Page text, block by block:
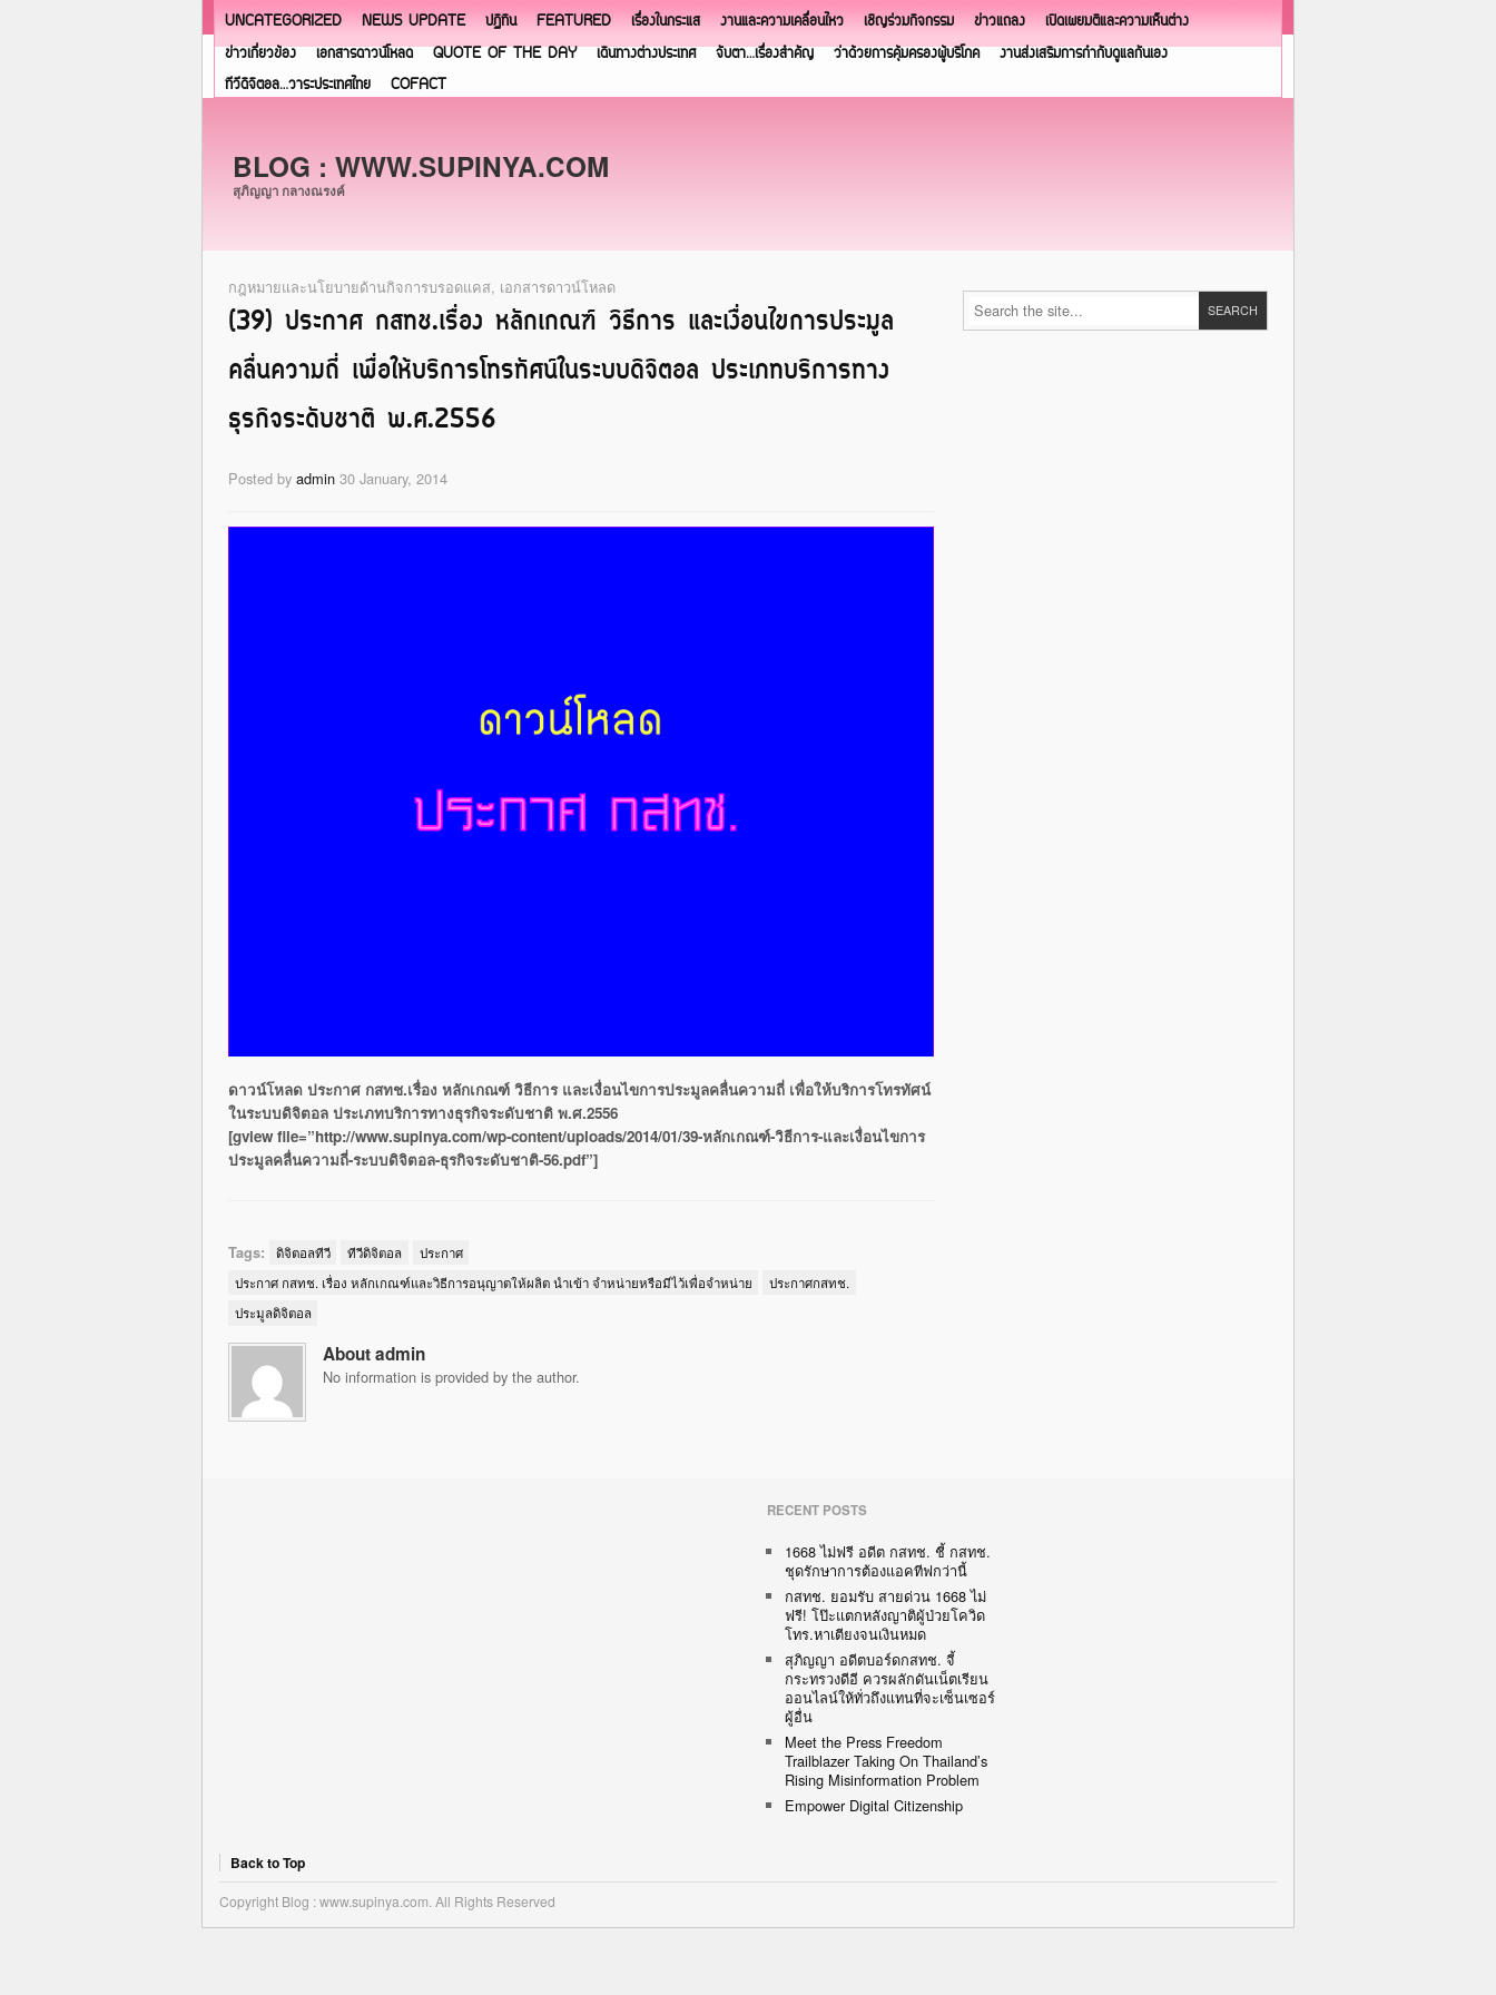
UNCATEGORIZED NEWS UPDATE ปฏิทิน FEATURED เรื่องในกระแส งานและความเคลื่อนไหว เชิญร่วมกิจกรรม ข่าวแถลง
เปิดเผยมติและความเห็นต่าง
ข่าวเกี่ยวข้อง
เอกสารดาวน์โหลด QUOTE OF THE DAY เดินทางต่างประเทศ จับตา…เรื่องสำคัญ ว่าด้วยการคุ้มครองผู้บริโภค
งานส่งเสริมการกำกับดูแลกันเอง
ทีวีดิจิตอล…วาระประเทศไทย
COFACT
BLOG : WWW.SUPINYA.COM
สุภิญญา กลางณรงค์
กฎหมายและนโยบายด้านกิจการบรอดแคส, เอกสารดาวน์โหลด
(39) ประกาศ กสทช.เรื่อง หลักเกณฑ์ วิธีการ และเงื่อนไขการประมูล
คลื่นความถี่ เพื่อให้บริการโทรทัศน์ในระบบดิจิตอล ประเภทบริการทาง
ธุรกิจระดับชาติ พ.ศ.2556
Posted by admin 30 January, 2014
ดาวน์โหลด ประกาศ กสทช.เรื่อง หลักเกณฑ์ วิธีการ และเงื่อนไขการประมูลคลื่นความถี่ เพื่อให้บริการโทรทัศน์
ในระบบดิจิตอล ประเภทบริการทางธุรกิจระดับชาติ พ.ศ.2556
[gview file=”http://www.supinya.com/wp-content/uploads/2014/01/39-หลักเกณฑ์-วิธีการ-และเงื่อนไขการ
ประมูลคลื่นความถี่-ระบบดิจิตอล-ธุรกิจระดับชาติ-56.pdf”]
Tags: ดิจิตอลทีวี ทีวีดิจิตอล
ประกาศ
ประกาศ กสทช. เรื่อง หลักเกณฑ์และวิธีการอนุญาตให้ผลิต นำเข้า จำหน่ายหรือมีไว้เพื่อจำหน่าย
ประกาศกสทช.
ประมูลดิจิตอล
About admin
No information is provided by the author.
RECENT POSTS
1668 ไม่ฟรี อดีต กสทช. ชี้ กสทช.
ชุดรักษาการต้องแอคทีฟกว่านี้
กสทช. ยอมรับ สายด่วน 1668 ไม่
ฟรี! โป๊ะแตกหลังญาติผู้ป่วยโควิด
โทร.หาเตียงจนเงินหมด
สุภิญญา อดีตบอร์ดกสทช. จี้
กระทรวงดีอี ควรผลักดันเน็ตเรียน
ออนไลน์ให้ทั่วถึงแทนที่จะเซ็นเซอร์
ผู้อื่น
Meet the Press Freedom
Trailblazer Taking On Thailand’s
Rising Misinformation Problem
Empower Digital Citizenship
Back to Top
Copyright Blog : www.supinya.com. All Rights Reserved